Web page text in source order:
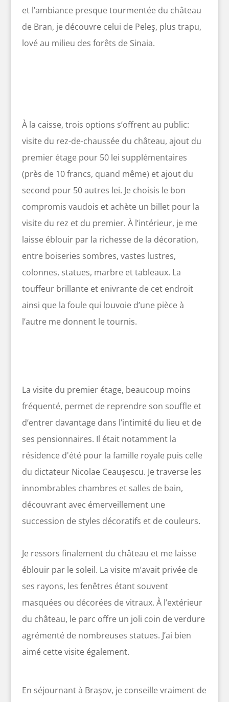
et l’ambiance presque tourmentée du château
de Bran, je découvre celui de Peleş, plus trapu,
lové au milieu des forêts de Sinaia.
À la caisse, trois options s’offrent au public:
visite du rez-de-chaussée du château, ajout du
premier étage pour 50 lei supplémentaires
(près de 10 francs, quand même) et ajout du
second pour 50 autres lei. Je choisis le bon
compromis vaudois et achète un billet pour la
visite du rez et du premier. À l’intérieur, je me
laisse éblouir par la richesse de la décoration,
entre boiseries sombres, vastes lustres,
colonnes, statues, marbre et tableaux. La
touffeur brillante et enivrante de cet endroit
ainsi que la foule qui louvoie d’une pièce à
l’autre me donnent le tournis.
La visite du premier étage, beaucoup moins
fréquenté, permet de reprendre son souffle et
d’entrer davantage dans l’intimité du lieu et de
ses pensionnaires. Il était notamment la
résidence d'été pour la famille royale puis celle
du dictateur Nicolae Ceaușescu. Je traverse les
innombrables chambres et salles de bain,
découvrant avec émerveillement une
succession de styles décoratifs et de couleurs.
Je ressors finalement du château et me laisse
éblouir par le soleil. La visite m’avait privée de
ses rayons, les fenêtres étant souvent
masquées ou décorées de vitraux. À l’extérieur
du château, le parc offre un joli coin de verdure
agrémenté de nombreuses statues. J’ai bien
aimé cette visite également.
En séjournant à Braşov, je conseille vraiment de